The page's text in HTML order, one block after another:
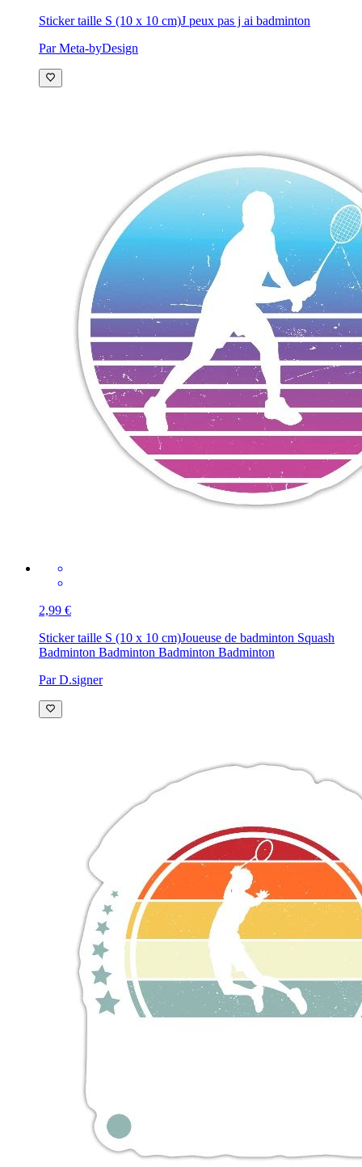
Sticker taille S (10 x 10 cm)J peux pas j ai badminton
Par Meta-byDesign
2,99 €
Sticker taille S (10 x 10 cm)Joueuse de badminton Squash
Badminton Badminton Badminton Badminton
Par D.signer